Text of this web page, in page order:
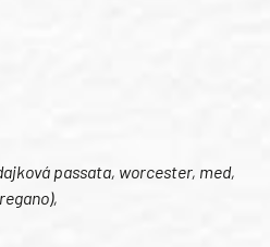
passata, worcester, med,